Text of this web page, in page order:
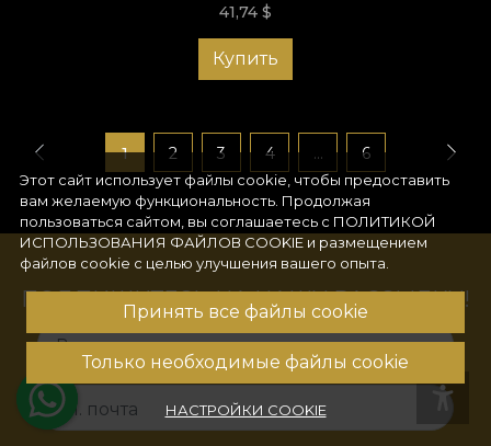
41,74 $
Купить
1 2 3 4 ... 6
Этот сайт использует файлы cookie, чтобы предоставить
вам желаемую функциональность. Продолжая
пользоваться сайтом, вы соглашаетесь с ПОЛИТИКОЙ
ИСПОЛЬЗОВАНИЯ ФАЙЛОВ COOKIE и размещением
файлов cookie с целью улучшения вашего опыта.
Принять все файлы cookie
Только необходимые файлы cookie
НАСТРОЙКИ COOKIE
ПОДПИШИТЕСЬ НА НАШУ РАССЫЛКУ!
Ваше имя
Эл. почта